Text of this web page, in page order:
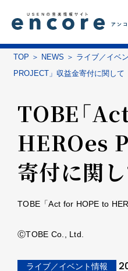
TOP NEWS ライブ／イベ
PROJECT」収益金寄付に関して
TOBE「
HEROes
寄付に関
TOBE「Act for HOPE to
ⒸTOBE Co., Ltd.
ライブ／イベント情報